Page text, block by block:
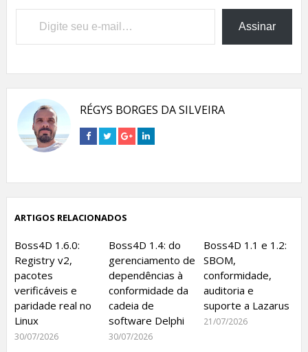
Digite seu e-mail…
Assinar
RÉGYS BORGES DA SILVEIRA
Connect
on
Connect
on
Connect
on
Connect
on
ARTIGOS RELACIONADOS
Boss4D 1.6.0:
Registry v2,
pacotes
verificáveis e
paridade real no
Linux
30/07/2026
Boss4D 1.4: do
gerenciamento de
dependências à
conformidade da
cadeia de
software Delphi
30/07/2026
Boss4D 1.1 e 1.2:
SBOM,
conformidade,
auditoria e
suporte a Lazarus
21/07/2026